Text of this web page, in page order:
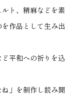
ト、精麻などを素
作品として生み出
平和への祈りを込
」を制作し読み聞